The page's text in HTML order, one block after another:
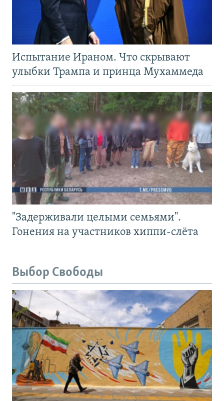
Испытание Ираном. Что скрывают
улыбки Трампа и принца Мухаммеда
"Задерживали целыми семьями".
Гонения на участников хиппи-слёта
Выбор Свободы